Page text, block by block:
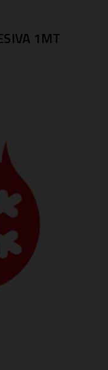
1MT